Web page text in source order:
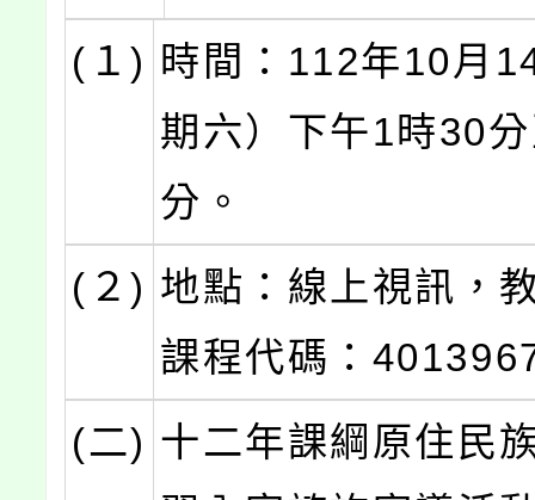
(１) 時間：112年10月
期六）下午1時30
分。
(２) 地點：線上視訊，
課程代碼：
(二) 十二年課綱原住民